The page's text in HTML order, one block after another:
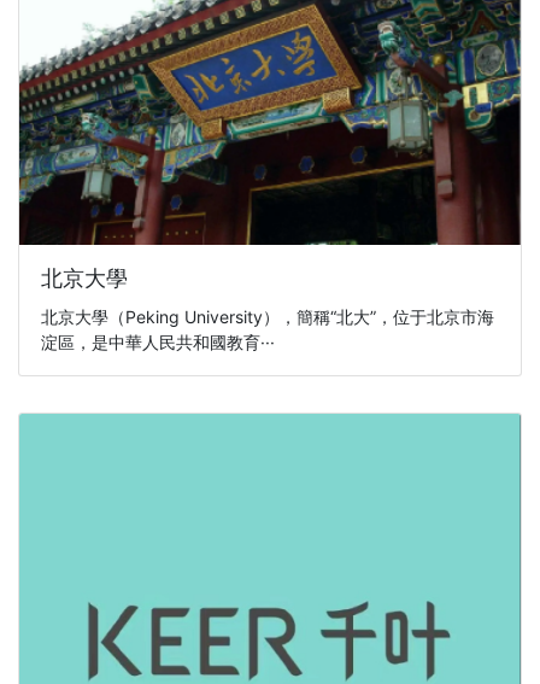
北京大學
北京大學（Peking University），簡稱“北大”，位于北京市海
淀區，是中華人民共和國教育···